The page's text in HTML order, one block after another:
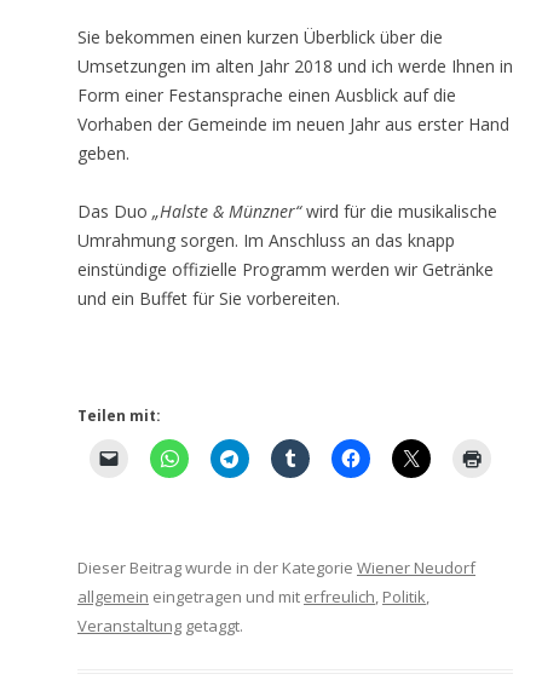
Sie bekommen einen kurzen Überblick über die
Umsetzungen im alten Jahr 2018 und ich werde Ihnen in
Form einer Festansprache einen Ausblick auf die
Vorhaben der Gemeinde im neuen Jahr aus erster Hand
geben.
Das Duo „Halste & Münzner“wird für die musikalische
Umrahmung sorgen. Im Anschluss an das knapp
einstündige offizielle Programm werden wir Getränke
und ein Buffet für Sie vorbereiten.
Teilen mit:
Dieser Beitrag wurde in der Kategorie Wiener Neudorf
allgemein eingetragen und mit erfreulich, Politik,
Veranstaltung getaggt.